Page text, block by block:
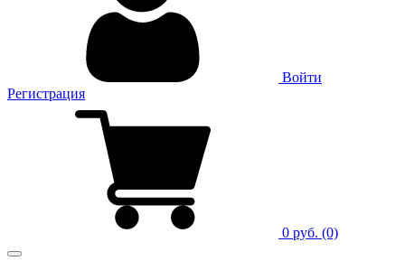
Войти
Регистрация
0 руб. (0)